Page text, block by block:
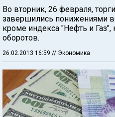
Во вторник, 26 февраля,
завершились понижениями
кроме индекса "Нефть и
оборотов.
26.02.2013 16:59 // Экономика